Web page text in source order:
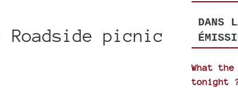
picnic
DANS
What
tonight